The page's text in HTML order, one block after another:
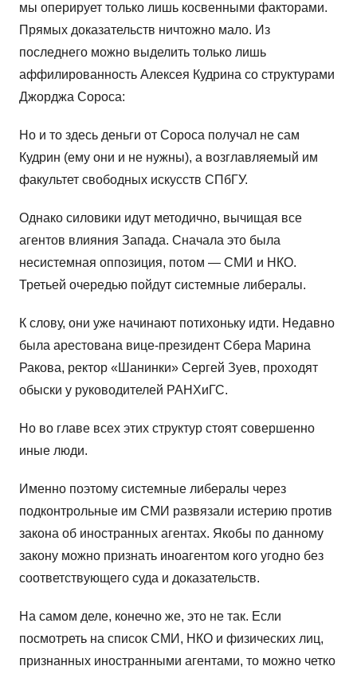
мы оперирует только лишь косвенными факторами.
Прямых доказательств ничтожно мало. Из
последнего можно выделить только лишь
аффилированность Алексея Кудрина со структурами
Джорджа Сороса:
Но и то здесь деньги от Сороса получал не сам
Кудрин (ему они и не нужны), а возглавляемый им
факультет свободных искусств СПбГУ.
Однако силовики идут методично, вычищая все
агентов влияния Запада. Сначала это была
несистемная оппозиция, потом — СМИ и НКО.
Третьей очередью пойдут системные либералы.
К слову, они уже начинают потихоньку идти. Недавно
была арестована вице-президент Сбера Марина
Ракова, ректор «Шанинки» Сергей Зуев, проходят
обыски у руководителей РАНХиГС.
Но во главе всех этих структур стоят совершенно
иные люди.
Именно поэтому системные либералы через
подконтрольные им СМИ развязали истерию против
закона об иностранных агентах. Якобы по данному
закону можно признать иноагентом кого угодно без
соответствующего суда и доказательств.
На самом деле, конечно же, это не так. Если
посмотреть на список СМИ, НКО и физических лиц,
признанных иностранными агентами, то можно четко